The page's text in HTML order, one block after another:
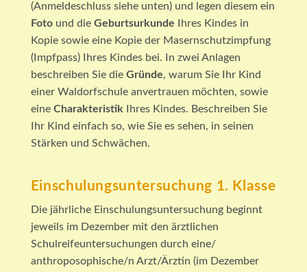
(Anmeldeschluss siehe unten) und legen diesem ein
Fotound die Geburtsurkunde
Ihres Kindes in
Kopie sowie eine Kopie der Masernschutzimpfung
(Impfpass) Ihres Kindes bei. In zwei Anlagen
beschreiben Sie die Gründe, warum Sie Ihr Kind
einer Waldorfschule anvertrauen möchten, sowie
eine Charakteristik Ihres Kindes. Beschreiben Sie
Ihr Kind einfach so, wie Sie es sehen, in seinen
Stärken und Schwächen.
Einschulungsuntersuchung 1. Klasse
Die jährliche Einschulungsuntersuchung beginnt
jeweils im Dezember mit den ärztlichen
Schulreifeuntersuchungen durch eine/
anthroposophische/n Arzt/Ärztin (im Dezember